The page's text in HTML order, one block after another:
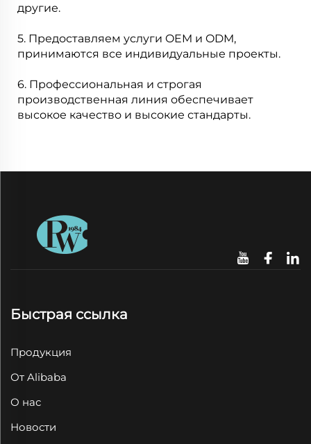
другие.
5. Предоставляем услуги OEM и ODM,
принимаются все индивидуальные проекты.
6. Профессиональная и строгая
производственная линия обеспечивает
высокое качество и высокие стандарты.
Быстрая ссылка
Продукция
От Alibaba
О нас
Новости